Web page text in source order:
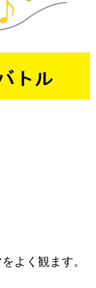
よく観ます。